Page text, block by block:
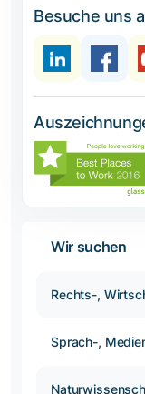
Besuche uns
Wir suchen
Rechts-,
Sprach-,